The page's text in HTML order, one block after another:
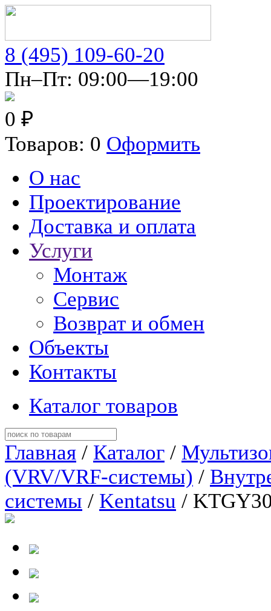
8 (495) 109-60-20
Пн–Пт: 09:00—19:00
0 ₽
Товаров: 0 Оформить
О нас
Проектирование
Доставка и оплата
Услуги
Монтаж
Сервис
Возврат и обмен
Объекты
Контакты
Каталог товаров
Главная / Каталог /
(VRV/VRF-системы) /
системы / Kentatsu /